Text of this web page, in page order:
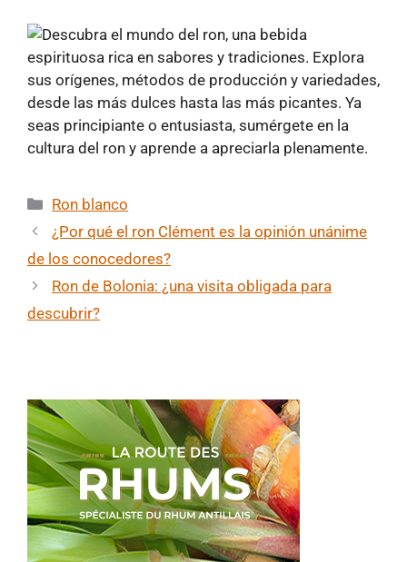
Categorías
Ron blanco
¿Por qué el ron Clément es la opinión unánime
de los conocedores?
Ron de Bolonia: ¿una visita obligada para
descubrir?